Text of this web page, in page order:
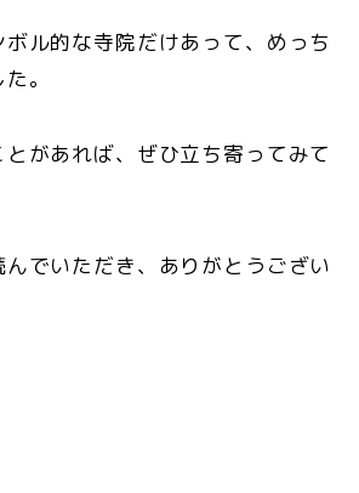
ル的な寺院だけあって、めっち
。
があれば、ぜひ立ち寄ってみて
でいただき、ありがとうござい